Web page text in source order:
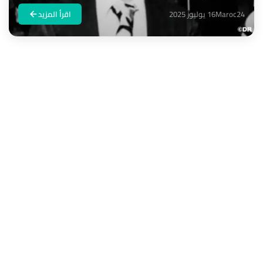
Maroc2416 يوليوز 2025 اقرأ المزيد